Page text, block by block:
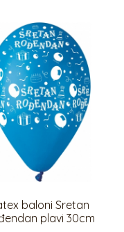
baloni Sretan
plavi 30cm